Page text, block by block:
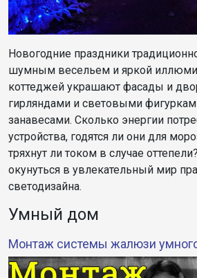
Новогодние праздники
шумным весельем и яркой
коттеджей украшают фасады и
гирляндами и световыми
занавесами. Сколько энергии
устройства, годятся ли они для
тряхнут ли током в случае
окунуться в увлекательный мир
светодизайна.
Умный дом
Монтаж системы жалюзи